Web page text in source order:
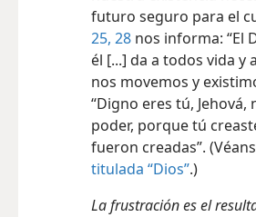
futuro seguro para el
25, 28 nos informa: “El
él [...] da a todos vida y
nos movemos y
“Digno eres tú,
poder, porque tú
fueron creadas”.
titulada “Dios”.)
La frustración es el